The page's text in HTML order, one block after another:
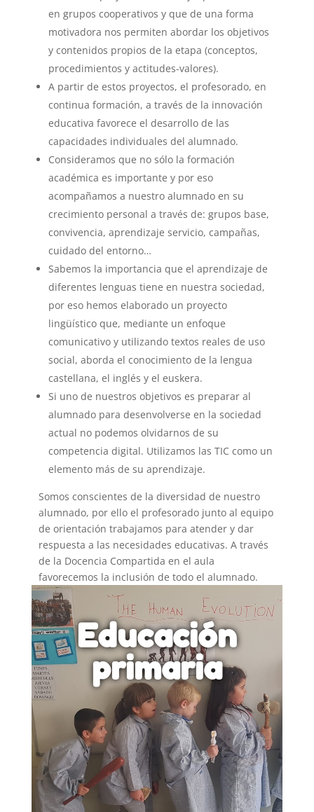
en grupos cooperativos y que de una forma
motivadora nos permiten abordar los objetivos
y contenidos propios de la etapa (conceptos,
procedimientos y actitudes-valores).
A partir de estos proyectos, el profesorado, en
continua formación, a través de la innovación
educativa favorece el desarrollo de las
capacidades individuales del alumnado.
Consideramos que no sólo la formación
académica es importante y por eso
acompañamos a nuestro alumnado en su
crecimiento personal a través de: grupos base,
convivencia, aprendizaje servicio, campañas,
cuidado del entorno…
Sabemos la importancia que el aprendizaje de
diferentes lenguas tiene en nuestra sociedad,
por eso hemos elaborado un proyecto
lingüístico que, mediante un enfoque
comunicativo y utilizando textos reales de uso
social, aborda el conocimiento de la lengua
castellana, el inglés y el euskera.
Si uno de nuestros objetivos es preparar al
alumnado para desenvolverse en la sociedad
actual no podemos olvidarnos de su
competencia digital. Utilizamos las TIC como un
elemento más de su aprendizaje.
Somos conscientes de la diversidad de nuestro
alumnado, por ello el profesorado junto al equipo
de orientación trabajamos para atender y dar
respuesta a las necesidades educativas. A través
de la Docencia Compartida en el aula
favorecemos la inclusión de todo el alumnado.
Educación
primaria